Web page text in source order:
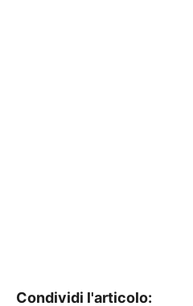
Condividi l'articolo: